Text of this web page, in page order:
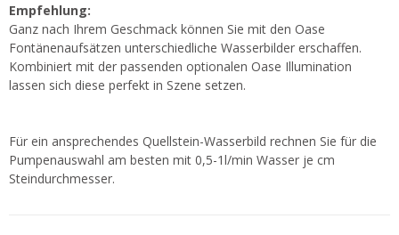
Empfehlung:
Ganz nach Ihrem Geschmack können Sie mit den Oase
Fontänenaufsätzen unterschiedliche Wasserbilder erschaffen.
Kombiniert mit der passenden optionalen Oase Illumination
lassen sich diese perfekt in Szene setzen.
Für ein ansprechendes Quellstein-Wasserbild rechnen Sie für die
Pumpenauswahl am besten mit 0,5-1l/min Wasser je cm
Steindurchmesser.